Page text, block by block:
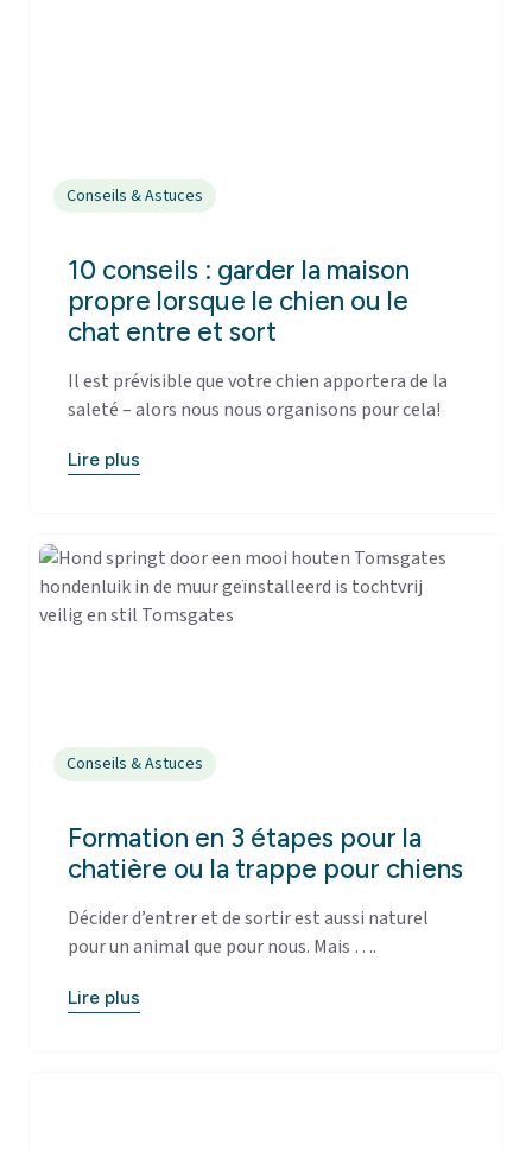
Conseils & Astuces
10 conseils : garder la maison
propre lorsque le chien ou le
chat entre et sort
Il est prévisible que votre chien apportera de la
saleté – alors nous nous organisons pour cela!
Lire plus
Conseils & Astuces
Formation en 3 étapes pour la
chatière ou la trappe pour chiens
Décider d’entrer et de sortir est aussi naturel
pour un animal que pour nous. Mais ….
Lire plus